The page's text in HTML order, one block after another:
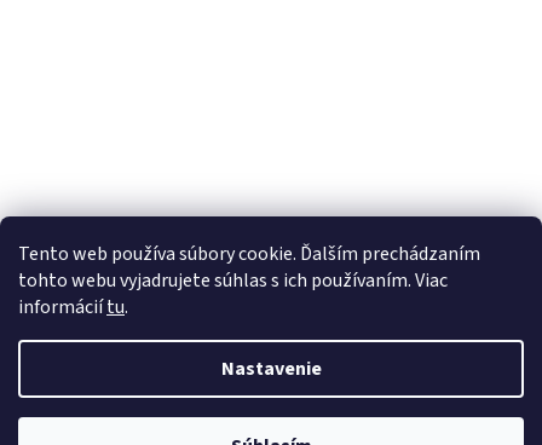
Tento web používa súbory cookie. Ďalším prechádzaním
tohto webu vyjadrujete súhlas s ich používaním. Viac
informáciítu.
Nastavenie
Vytvoril Shoptet